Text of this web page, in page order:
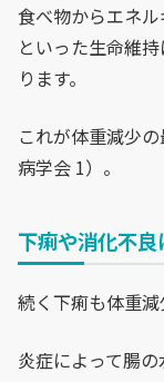
食べ物からエネ
といった生命維
ります。
これが体重減少
病学会 1）。
下痢や消化不
続く下痢も体重減
炎症によって腸